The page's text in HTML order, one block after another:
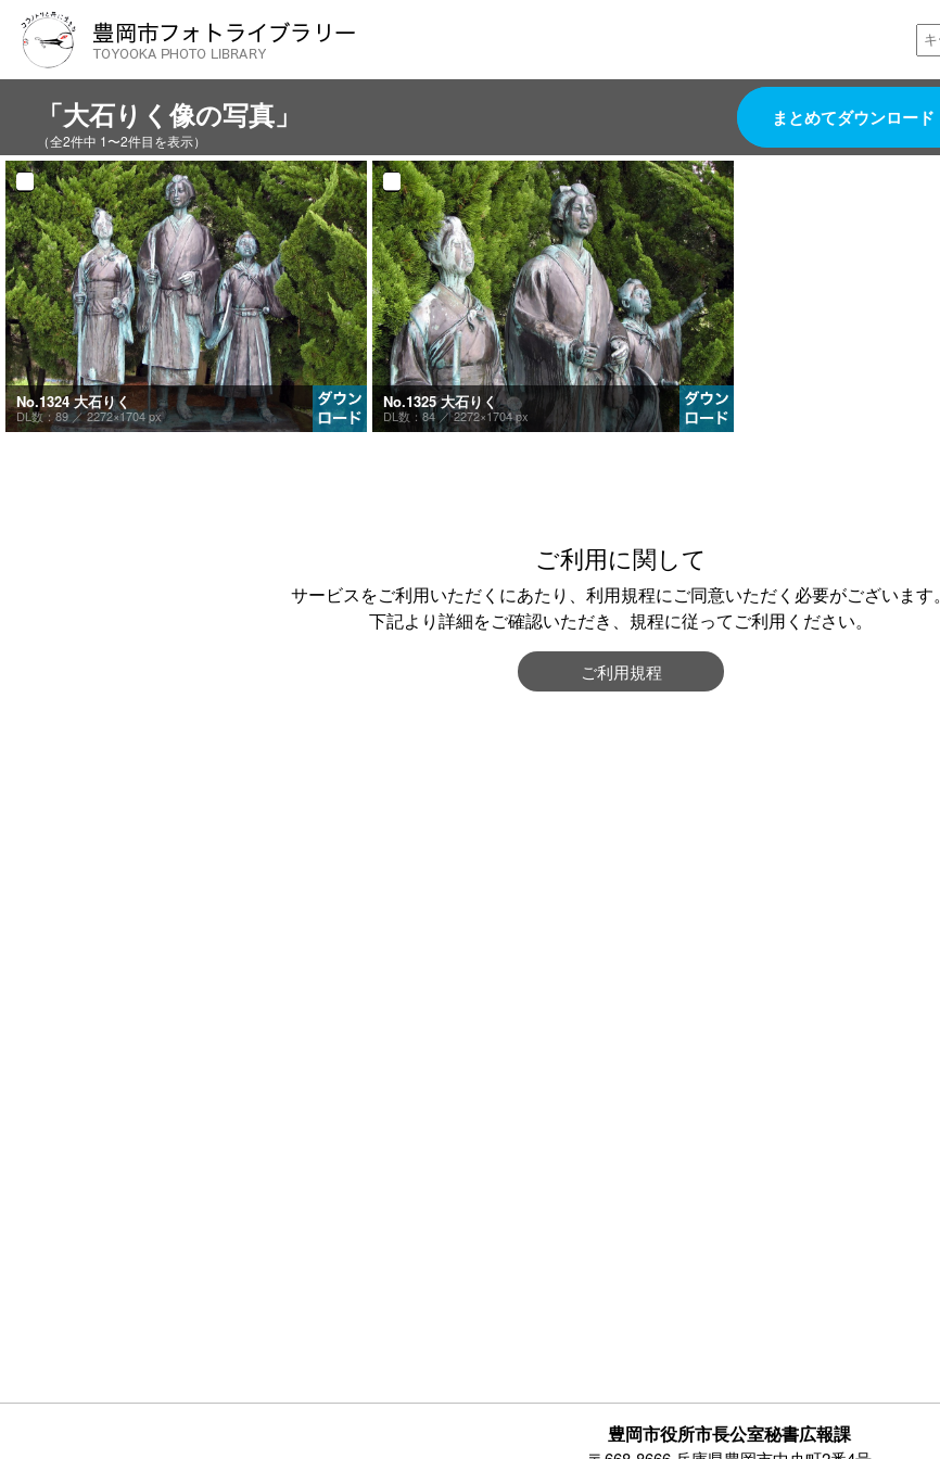
「大石りく像の写真」
（全2件中 1〜2件目を表示）
まとめてダウンロード
No.1324 大石りく
DL数：89 ／2272×1704 px
No.1325 大石りく
DL数：84 ／2272×1704 px
ご利用に関して
サービスをご利用いただくにあたり、利用規程にご同意いただく必要がございます。
下記より詳細をご確認いただき、規程に従ってご利用ください。
ご利用規程
豊岡市役所市長公室秘書広報課